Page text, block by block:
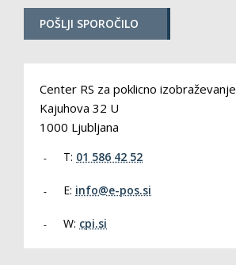
POŠLJI SPOROČILO
Center RS za poklicno izobraževanje
Kajuhova 32 U
1000 Ljubljana
T: 01 586 42 52
E: info@e-pos.si
W: cpi.si